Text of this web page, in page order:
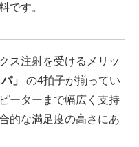
です。
ス注射を受けるメリッ
」
の4拍子が揃ってい
ーターまで幅広く支持
的な満足度の高さにあ